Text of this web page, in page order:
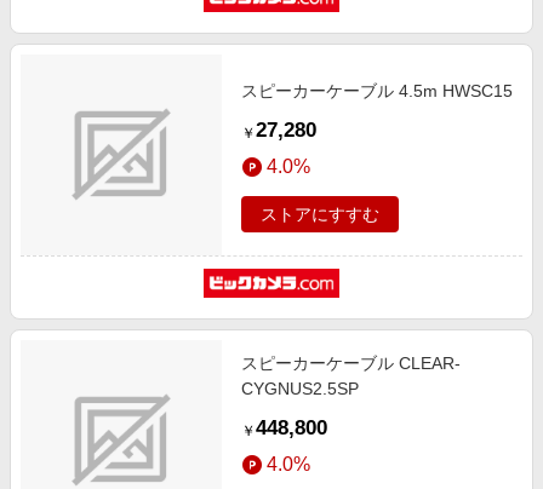
スピーカーケーブル 4.5m HWSC15
￥ 27,280
4.0%
ストアにすすむ
スピーカーケーブル CLEAR-
CYGNUS2.5SP
￥ 448,800
4.0%